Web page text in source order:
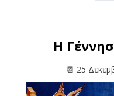
Η
📆 25